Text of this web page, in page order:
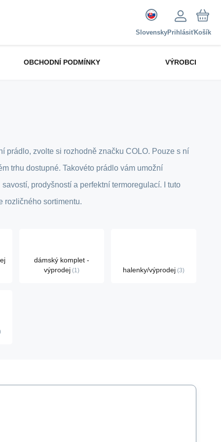
SlovenskyPrihlásiťKošík
OBCHODNÍ PODMÍNKY VÝROBCI
prádlo, zvolte si rozhodně značku COLO. Pouze s ní
trhu dostupné. Takovéto prádlo vám umožní
prodyšností a perfektní termoregulací. I tuto
rozličného sortimentu.
dámský komplet -
výprodej 1 halenky/výprodej 3